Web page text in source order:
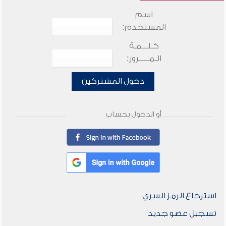
اسم
المستخدم:
كـلـــمـة
الـمـــــرور:
دخول المشتركين
أو الدخول بحساب
استرجاع الرمز السري
تسجيل عضو جديد